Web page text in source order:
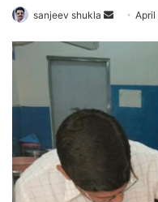
sanjeev shukla
SendApril